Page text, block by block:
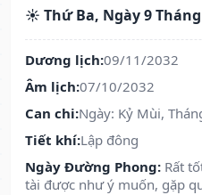
☀️ Thứ Ba, Ngày 9
Dương lịch:09/11/2032
Âm lịch:07/10/2032
Can chi:Ngày: Kỷ Mùi,
Tiết khí:Lập đông
Ngày Đường Phong: Rất
tài được như ý muốn, gặp